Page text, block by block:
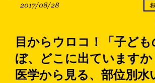
2017/08/28
目からウロコ！「子ども
ぼ、どこに出ていますか
医学から見る、部位別水